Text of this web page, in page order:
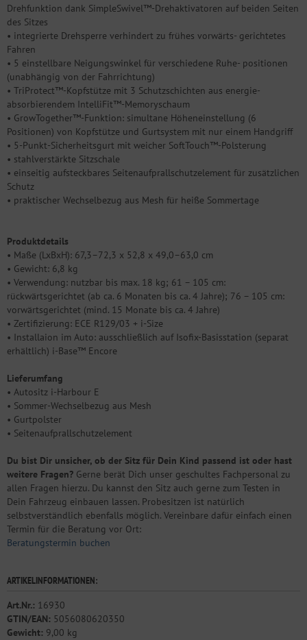
Drehfunktion dank SimpleSwivel™-Drehaktivatoren auf beiden Seiten
des Sitzes
• integrierte Drehsperre verhindert zu frühes vorwärts- gerichtetes
Fahren
• 5 einstellbare Neigungswinkel für verschiedene Ruhe- positionen
(unabhängig von der Fahrrichtung)
• TriProtect™-Kopfstütze mit 3 Schutzschichten aus energie-
absorbierendem IntelliFit™-Memoryschaum
• GrowTogether™-Funktion: simultane Höheneinstellung (6
Positionen) von Kopfstütze und Gurtsystem mit nur einem Handgriff
• 5-Punkt-Sicherheitsgurt mit weicher SoftTouch™-Polsterung
• stahlverstärkte Sitzschale
• einseitig aufsteckbares Seitenaufprallschutzelement für zusätzlichen
Schutz
• praktischer Wechselbezug aus Mesh für heiße Sommertage
Produktdetails
• Maße (LxBxH): 67,3–72,3 x 52,8 x 49,0–63,0 cm
• Gewicht: 6,8 kg
• Verwendung: nutzbar bis max. 18 kg; 61 – 105 cm:
rückwärtsgerichtet (ab ca. 6 Monaten bis ca. 4 Jahre); 76 – 105 cm:
vorwärtsgerichtet (mind. 15 Monate bis ca. 4 Jahre)
• Zertifizierung: ECE R129/03 + i-Size
• Installaion im Auto: ausschließlich auf Isofix-Basisstation (separat
erhältlich) i-Base™ Encore
Lieferumfang
• Autositz i-Harbour E
• Sommer-Wechselbezug aus Mesh
• Gurtpolster
• Seitenaufprallschutzelement
Du bist Dir unsicher, ob der Sitz für Dein Kind passend ist oder hast
weitere Fragen? Gerne berät Dich unser geschultes Fachpersonal zu
allen Fragen hierzu. Du kannst den Sitz auch gerne zum Testen in
Dein Fahrzeug einbauen lassen. Probesitzen ist natürlich
selbstverständlich ebenfalls möglich. Vereinbare dafür einfach einen
Termin für die Beratung vor Ort:
Beratungstermin buchen
ARTIKELINFORMATIONEN:
Art.Nr.: 16930
GTIN/EAN: 5056080620350
Gewicht: 9,00 kg